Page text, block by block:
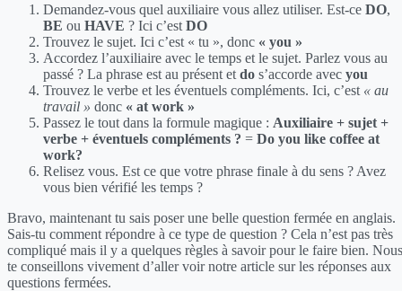
Demandez-vous quel auxiliaire vous allez utiliser. Est-ce DO,
BE ou HAVE ? Ici c’est DO
Trouvez le sujet. Ici c’est « tu », donc « you »
Accordez l’auxiliaire avec le temps et le sujet. Parlez vous au
passé ? La phrase est au présent et do s’accorde avec you
Trouvez le verbe et les éventuels compléments. Ici, c’est « au
travail » donc « at work »
Passez le tout dans la formule magique : Auxiliaire + sujet +
verbe + éventuels compléments ? = Do you like coffee at
work?
Relisez vous. Est ce que votre phrase finale à du sens ? Avez
vous bien vérifié les temps ?
Bravo, maintenant tu sais poser une belle question fermée en anglais.
Sais-tu comment répondre à ce type de question ? Cela n’est pas très
compliqué mais il y a quelques règles à savoir pour le faire bien. Nous
te conseillons vivement d’aller voir notre article sur les réponses aux
questions fermées.